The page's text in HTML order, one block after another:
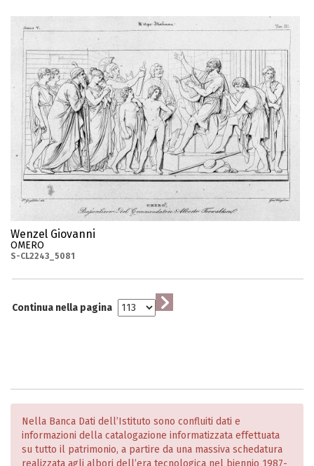
Wenzel Giovanni
OMERO
S-CL2243_5081
Continua nella pagina
Nella Banca Dati dell’Istituto sono confluiti dati e
informazioni della catalogazione informatizzata effettuata
su tutto il patrimonio, a partire da una massiva schedatura
realizzata agli albori dell’era tecnologica nel biennio 1987-